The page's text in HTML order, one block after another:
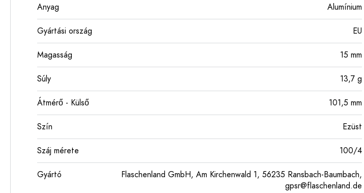
Anyag Alumínium
Gyártási ország EU
Magasság 15 mm
Súly 13,7 g
Átmérő - Külső 101,5 mm
Szín Ezüst
Száj mérete 100/4
Gyártó
Flaschenland GmbH, Am Kirchenwald 1, 56235 Ransbach-Baumbach,
gpsr@flaschenland.de